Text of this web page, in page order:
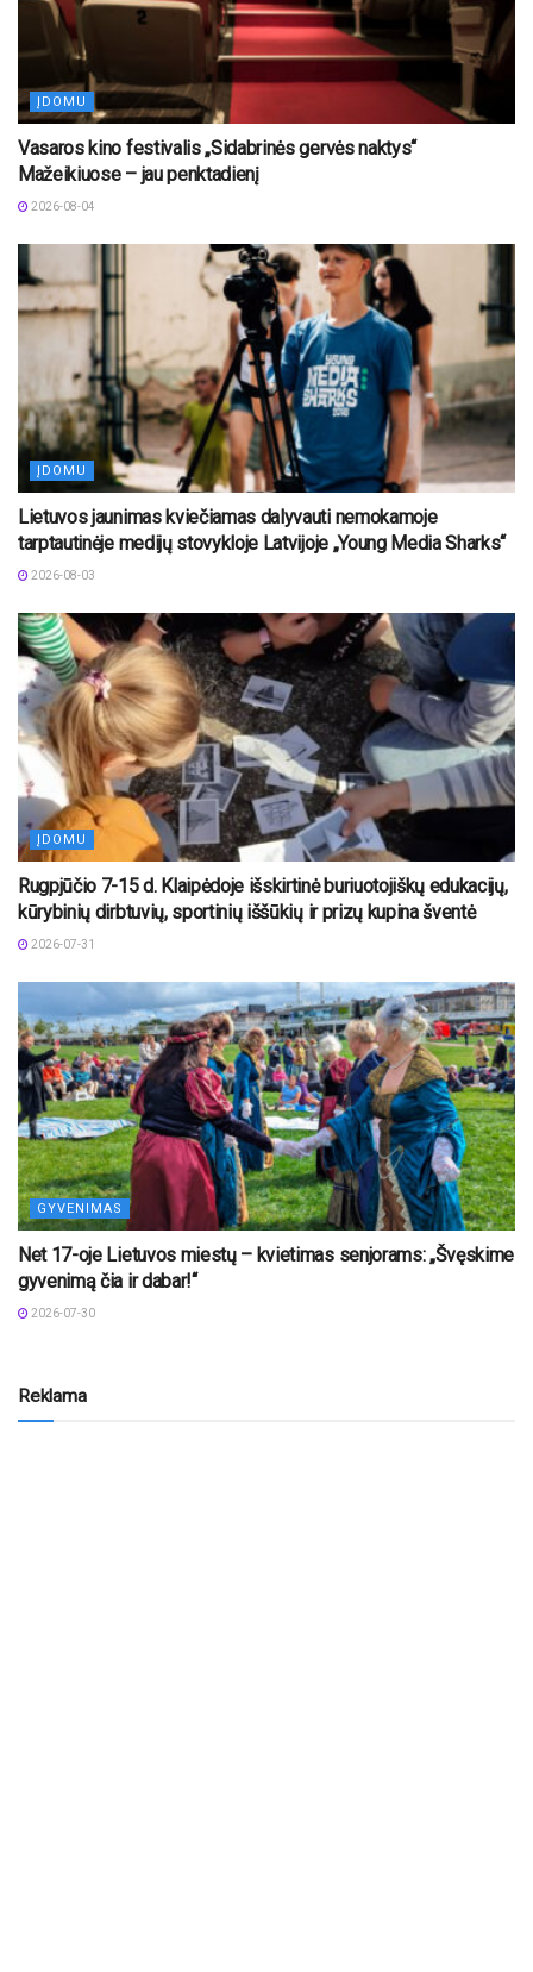
ĮDOMU
Vasaros kino festivalis „Sidabrinės gervės naktys“
Mažeikiuose – jau penktadienį
2026-08-04
ĮDOMU
Lietuvos jaunimas kviečiamas dalyvauti nemokamoje
tarptautinėje medijų stovykloje Latvijoje „Young Media Sharks“
2026-08-03
ĮDOMU
Rugpjūčio 7-15 d. Klaipėdoje išskirtinė buriuotojiškų edukacijų,
kūrybinių dirbtuvių, sportinių iššūkių ir prizų kupina šventė
2026-07-31
GYVENIMAS
Net 17-oje Lietuvos miestų – kvietimas senjorams: „Švęskime
gyvenimą čia ir dabar!“
2026-07-30
Reklama